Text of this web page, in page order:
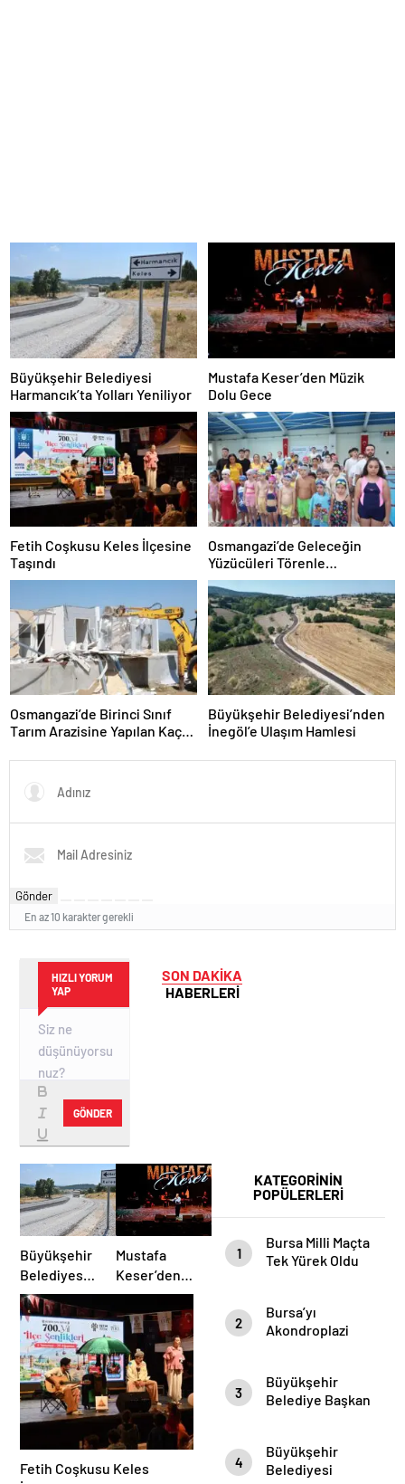
Büyükşehir Belediyesi
Harmancık’ta Yolları Yeniliyor
Mustafa Keser’den Müzik
Dolu Gece
Fetih Coşkusu Keles İlçesine
Taşındı
Osmangazi’de Geleceğin
Yüzücüleri Törenle
Sertifikalarını Aldı
Osmangazi’de Birinci Sınıf
Tarım Arazisine Yapılan Kaçak
Büyükşehir Belediyesi’nden
İnegöl’e Ulaşım Hamlesi
Gönder
En az 10 karakter gerekli
HIZLI YORUM
YAP
GÖNDER
SON DAKİKA
HABERLERİ
KATEGORİNİN
POPÜLERLERİ
1
Bursa Milli Maçta
Tek Yürek Oldu
2
Bursa’yı
Akondroplazi
3
Büyükşehir
Belediye Başkan
Marşın
Bestecilerini
4
Büyükşehir
Belediyesi
Büyükşehir
Belediyesi
Harmancık’ta
Yolları
Yeniliyor
Mustafa
Keser’den
Müzik Dolu
Gece
Fetih Coşkusu Keles